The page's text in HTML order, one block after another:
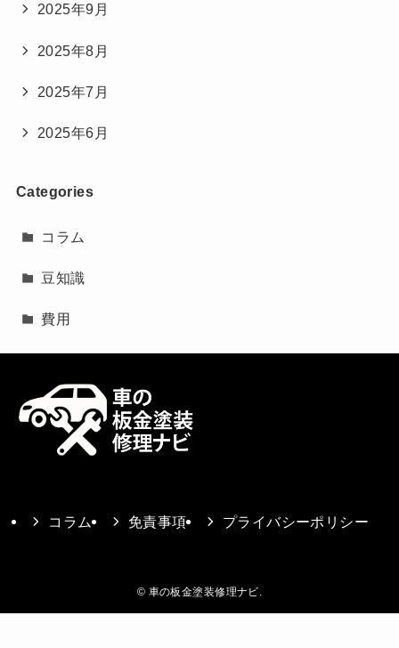
2025年9月
2025年8月
2025年7月
2025年6月
Categories
コラム
豆知識
費用
コラム 免責事項 プライバシーポリシー
© 車の板金塗装修理ナビ.